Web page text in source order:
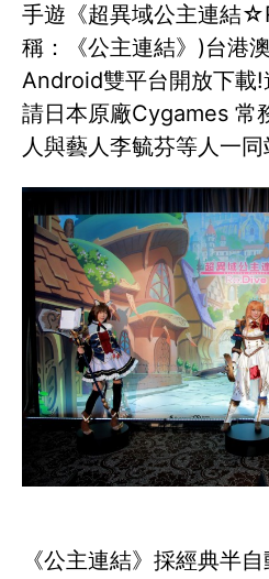
手遊《超異域公主連結
稱：《公主連結》)台港
Android雙平台開放下載
請日本原廠Cygames 常
人與藝人李毓芬等人一同
《公主連結》採經典半